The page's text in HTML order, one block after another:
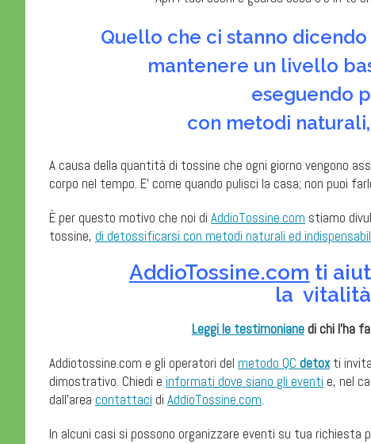
Quello che ci stanno dicendo
mantenere un livello
eseguendo
con metodi
A causa della quantità di tossine che ogni giorno vengono
corpo nel tempo. E’ come quando pulisci la casa; non puoi
È per questo motivo che noi di AddioTossine.com stiamo
tossine, di detossificarsi con metodi naturali ed
AddioTossine.com ti
la vitalità
Leggi le testimonianedi chi l’ha
Addiotossine.com e gli operatori del metodo QC detoxti
dimostrativo. Chiedi e informati dove siano gli eventi e, nel
dall’area contattaci di AddioTossine.com.
In alcuni casi si possono organizzare eventi su tua